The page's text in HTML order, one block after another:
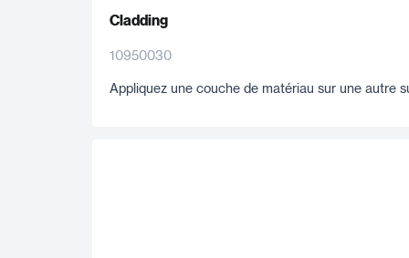
Cladding
10950030
Appliquez une couche de matériau sur une autre